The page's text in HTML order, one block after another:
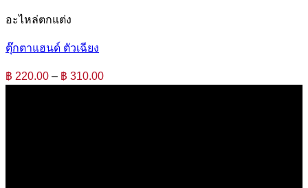
อะไหล่ตกแต่ง
ตุ๊กตาแฮนด์ ตัวเฉียง
฿ 220.00 – ฿ 310.00Price
range: